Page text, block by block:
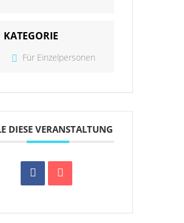
KATEGORIE
Für Einzelpersonen
DIESE VERANSTALTUNG